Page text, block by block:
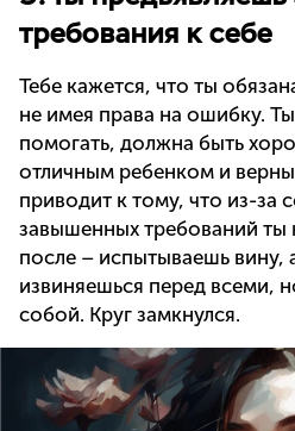
требования к себе
Тебе кажется, что ты
не имея права на ошибку.
помогать, должна быть
отличным ребенком и
приводит к тому, что из-за
завышенных требований ты
после – испытываешь вину,
извиняешься перед всеми,
собой. Круг замкнулся.